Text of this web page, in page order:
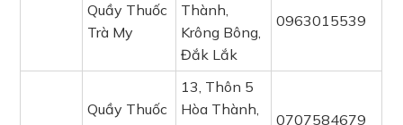
Quầy Thuốc
Trà My
Thành,
Krông Bông,
Đắk Lắk
0963015539
Quầy Thuốc
13, Thôn 5
Hòa Thành,
0707584679